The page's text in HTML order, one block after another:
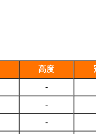
高度
-
-
-